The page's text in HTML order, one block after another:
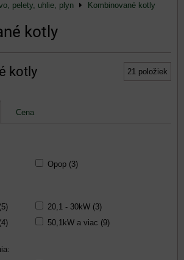
pelety, uhlie, plyn Kombinované kotly
kotly
kotly 21 položiek
Cena
Opop (3)
20,1 - 30kW (3)
50,1kW a viac (9)